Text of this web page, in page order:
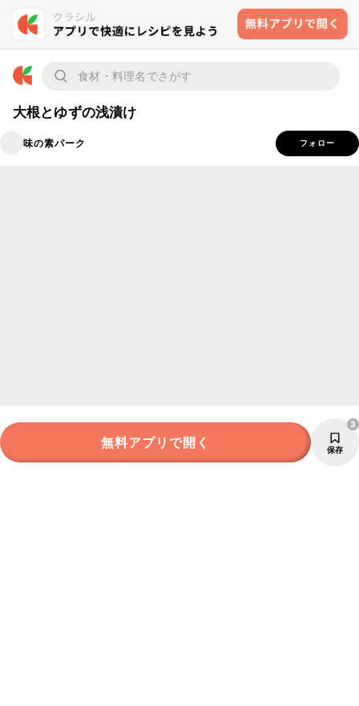
大根とゆずの浅漬け
味の素パーク フォロー
無料アプリで開く 保存
3